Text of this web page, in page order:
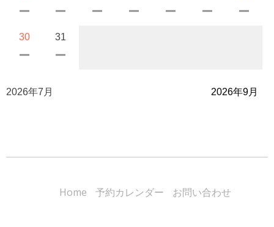
30 31
2026年7月 2026年9月
Home 予約カレンダー お問い合わせ